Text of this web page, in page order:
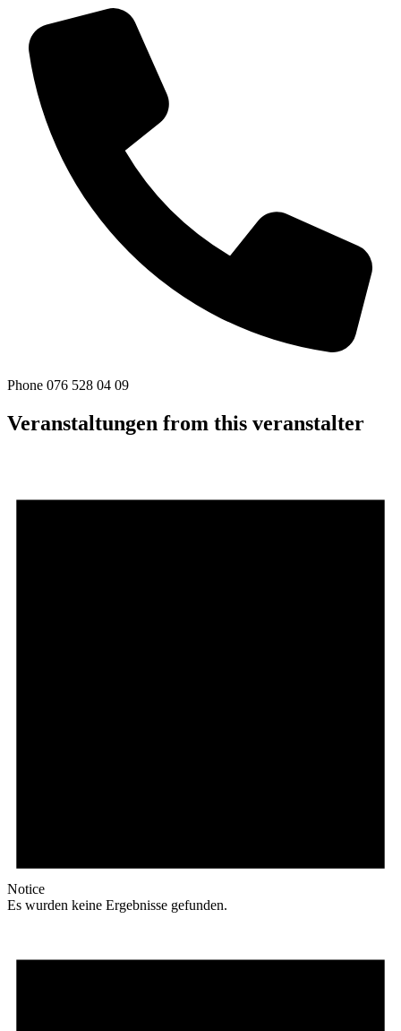
Phone 076 528 04 09
Veranstaltungen from this veranstalter
Notice
Es wurden keine Ergebnisse gefunden.